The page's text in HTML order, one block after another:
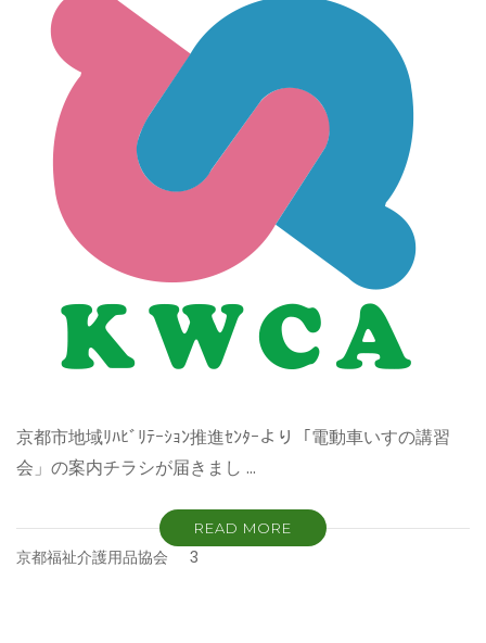
京都市地域ﾘﾊﾋﾞﾘﾃｰｼｮﾝ推進ｾﾝﾀｰより「電動車いすの講習
会」の案内チラシが届きまし …
READ MORE
京都福祉介護用品協会 3